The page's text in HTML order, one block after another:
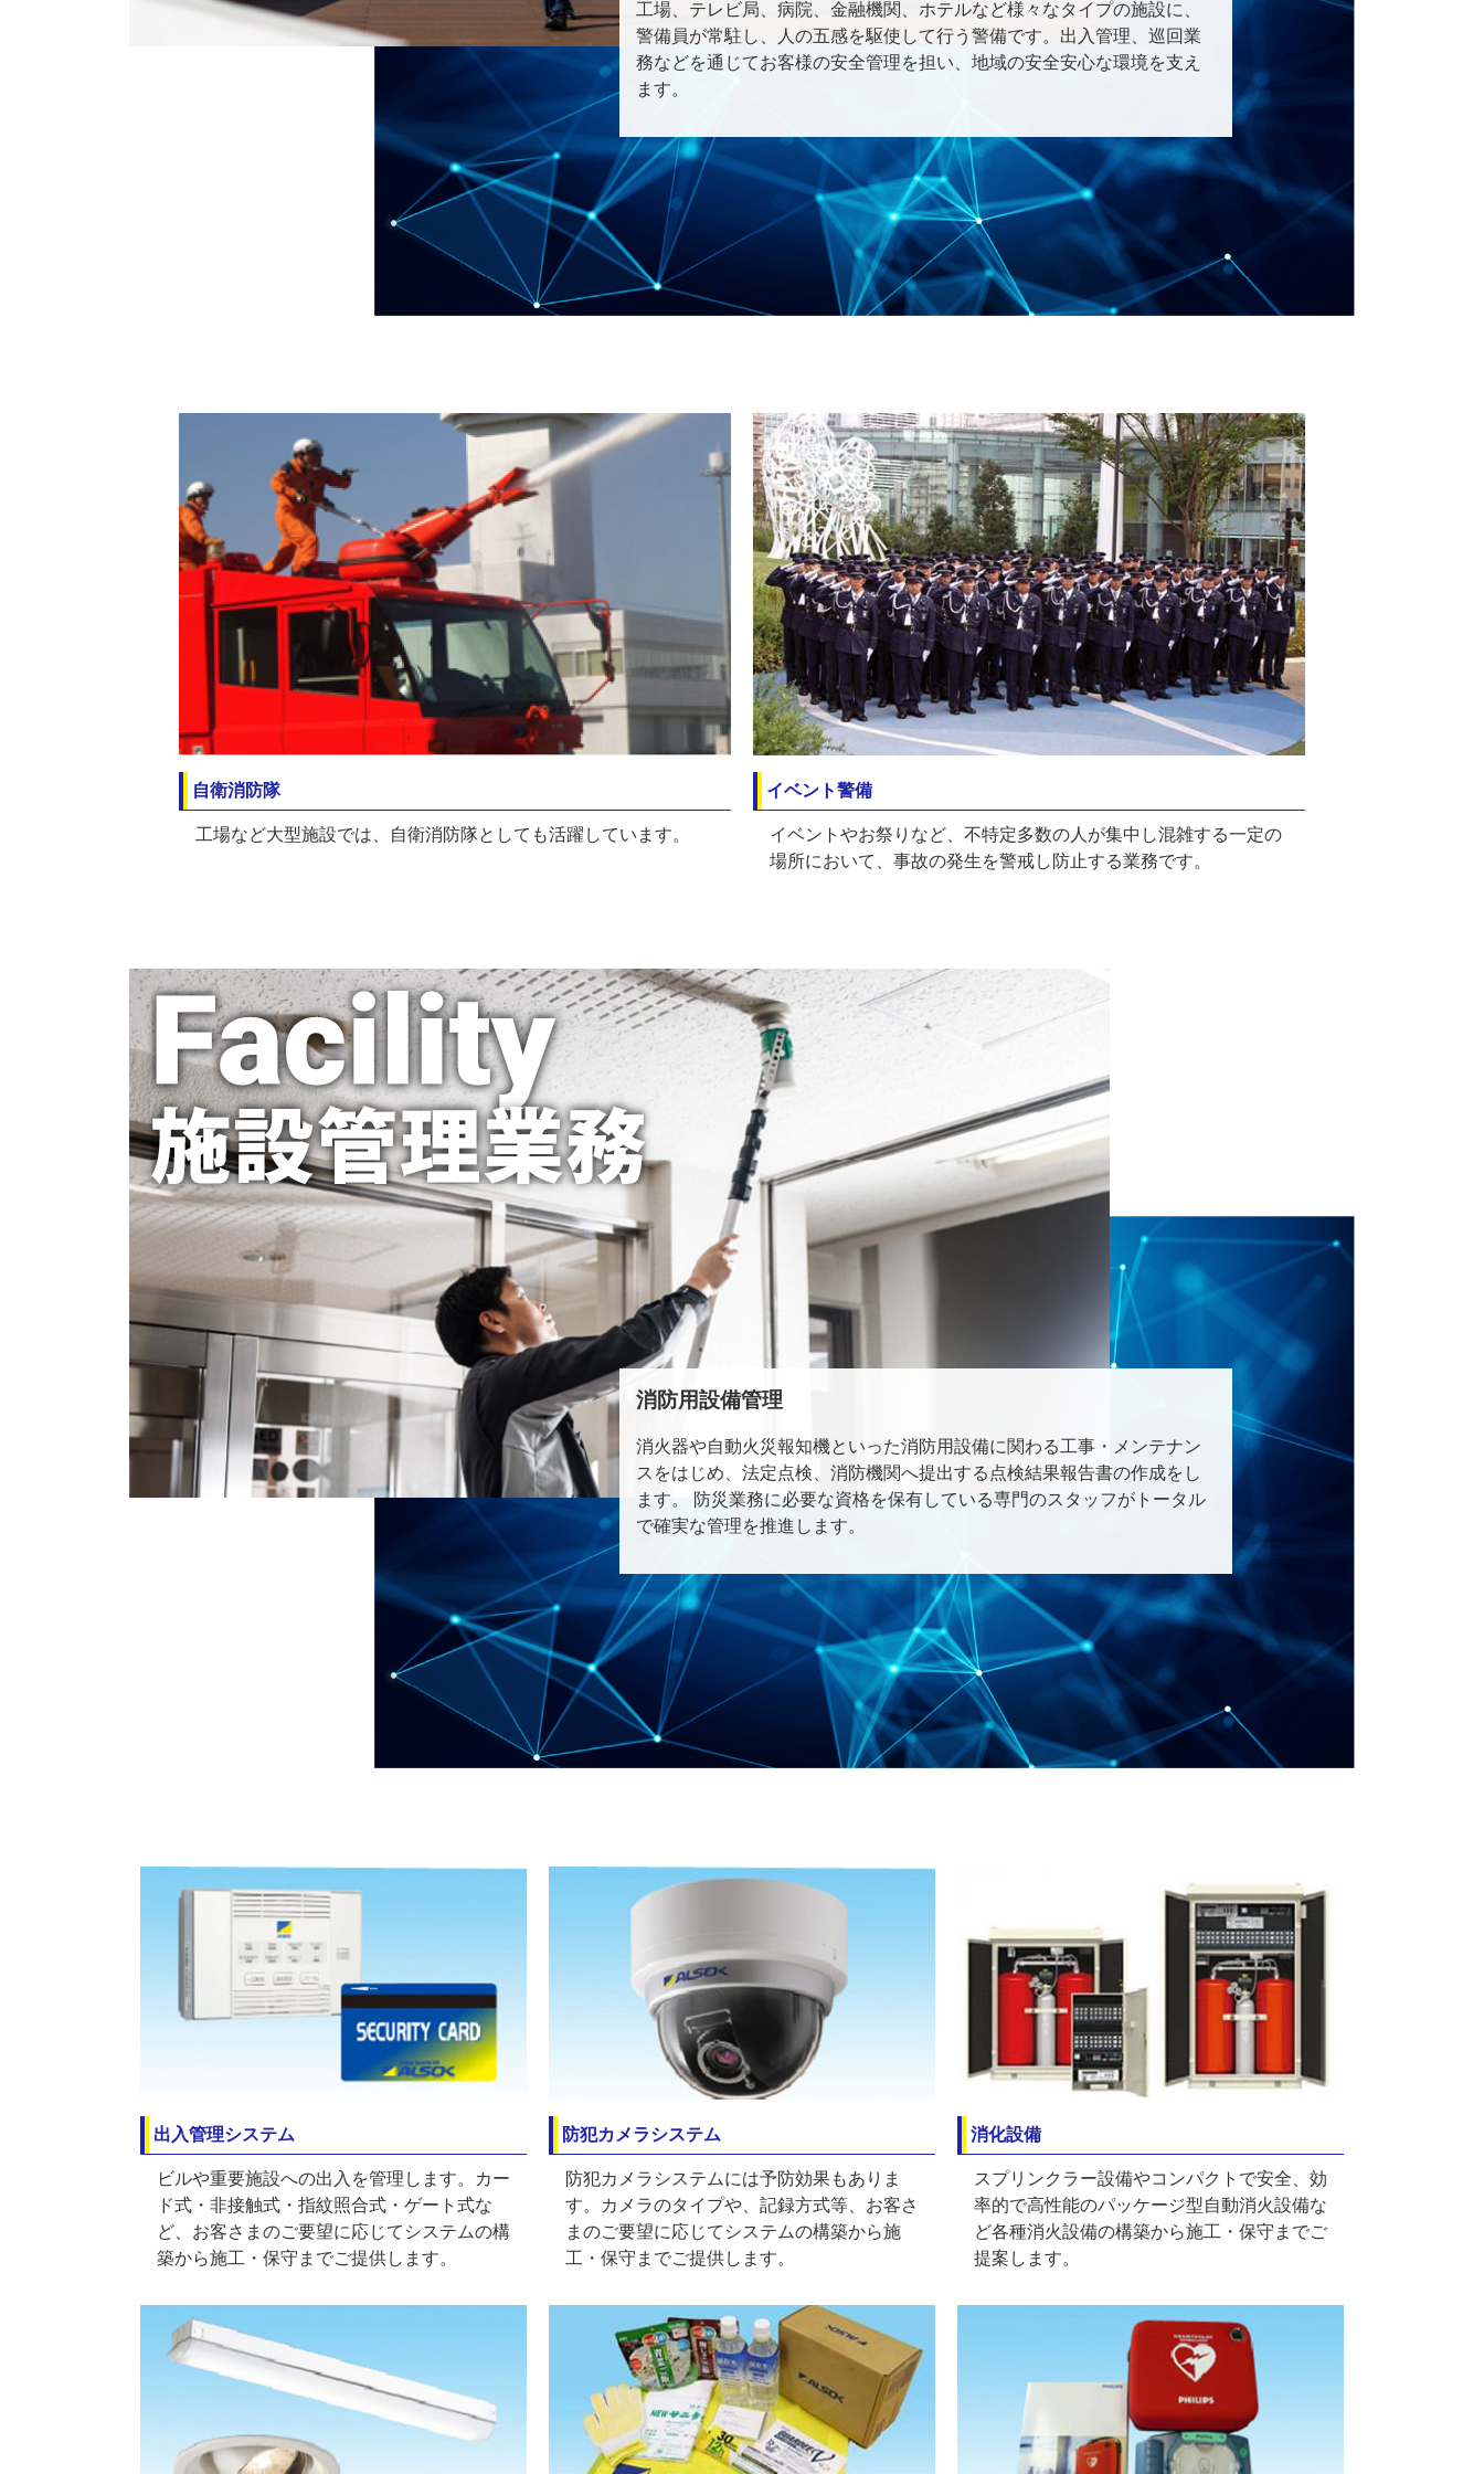
工場、テレビ局、病院、金融機関、ホテルなど様々なタイプの施設に、
警備員が常駐し、人の五感を駆使して行う警備です。出入管理、巡回業
務などを通じてお客様の安全管理を担い、地域の安全安心な環境を支え
ます。
自衛消防隊
工場など大型施設では、自衛消防隊としても活躍しています。
イベント警備
イベントやお祭りなど、不特定多数の人が集中し混雑する一定の
場所において、事故の発生を警戒し防止する業務です。
消防用設備管理
消火器や自動火災報知機といった消防用設備に関わる工事・メンテナン
スをはじめ、法定点検、消防機関へ提出する点検結果報告書の作成をし
ます。 防災業務に必要な資格を保有している専門のスタッフがトータル
で確実な管理を推進します。
出入管理システム
ビルや重要施設への出入を管理します。カー
ド式・非接触式・指紋照合式・ゲート式な
ど、お客さまのご要望に応じてシステムの構
築から施工・保守までご提供します。
防犯カメラシステム
防犯カメラシステムには予防効果もありま
す。カメラのタイプや、記録方式等、お客さ
まのご要望に応じてシステムの構築から施
工・保守までご提供します。
消化設備
スプリンクラー設備やコンパクトで安全、効
率的で高性能のパッケージ型自動消火設備な
ど各種消火設備の構築から施工・保守までご
提案します。